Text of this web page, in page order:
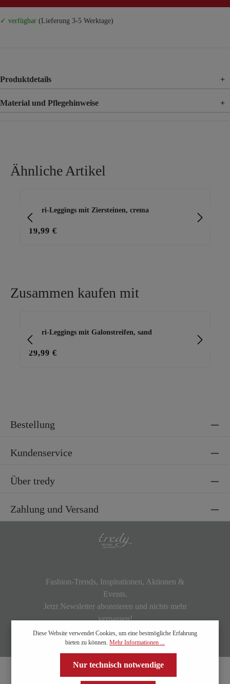
✓ verfügbar (Lieferung 3-5 Werktage)
Produktdetails +
Material und Pflegehinweise +
Ähnliche Artikel
Capri-Leggings mit Ziersteinen, crema
19,99 €
Zusammen kaufen mit
Capri-Leggings mit Galonstreifen, sand
29,99 €
Bestellung
Kundenservice
Über tredy
Zahlung und Versand
Fashion-Trends, Inspirationen, Aktionen &
Events.
Jetzt Newsletter abonnieren und nichts mehr
verpassen!
Diese Website verwendet Cookies, um eine bestmögliche Erfahrung
bieten zu können. Mehr Informationen ...
Nur technisch notwendige